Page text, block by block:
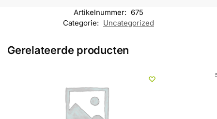
Artikelnummer: 675
Categorie: Uncategorized
Gerelateerde producten